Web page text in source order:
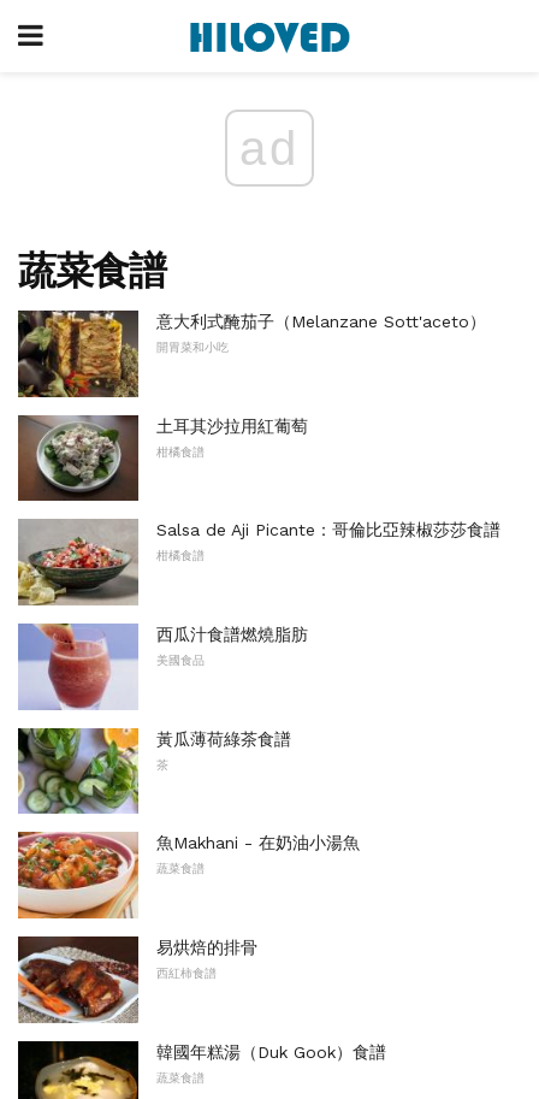
ad
蔬菜食譜
意大利式醃茄子（Melanzane Sott'aceto）
開胃菜和小吃
土耳其沙拉用紅葡萄
柑橘食譜
Salsa de Aji Picante：哥倫比亞辣椒莎莎食譜
柑橘食譜
西瓜汁食譜燃燒脂肪
美國食品
黃瓜薄荷綠茶食譜
茶
魚Makhani - 在奶油小湯魚
蔬菜食譜
易烘焙的排骨
西紅柿食譜
韓國年糕湯（Duk Gook）食譜
蔬菜食譜